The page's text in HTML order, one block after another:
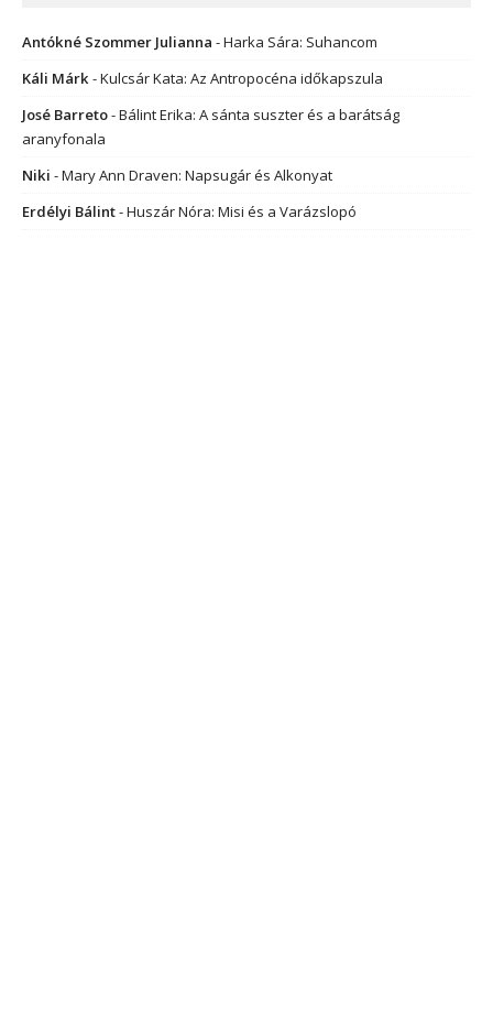
Antókné Szommer Julianna -Harka Sára: Suhancom
Káli Márk-Kulcsár Kata: Az Antropocéna időkapszula
José Barreto-Bálint Erika: A sánta suszter és a barátság
aranyfonala
Niki -Mary Ann Draven: Napsugár és Alkonyat
Erdélyi Bálint-Huszár Nóra: Misi és a Varázslopó